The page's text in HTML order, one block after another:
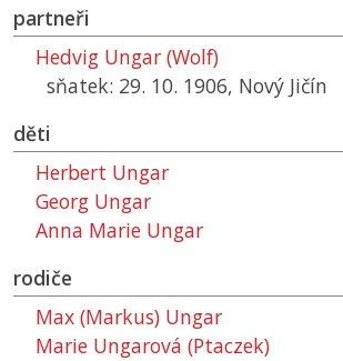
partneři
Hedvig Ungar (Wolf)
sňatek: 29. 10. 1906, Nový Jičín
děti
Herbert Ungar
Georg Ungar
Anna Marie Ungar
rodiče
Max (Markus) Ungar
Marie Ungarová (Ptaczek)